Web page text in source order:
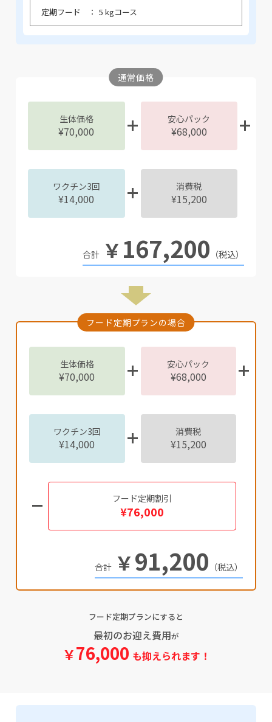
定期フード
5 kgコース
通常価格
生体価格
¥70,000
安心パック
¥68,000
ワクチン3回
¥14,000
消費税
¥15,200
￥167,200 （税込）
フード定期プランの場合
生体価格
¥70,000
安心パック
¥68,000
ワクチン3回
¥14,000
消費税
¥15,200
フード定期割引
¥76,000
￥91,200 （税込）
フード定期プランにすると
最初のお迎え費用が
￥76,000 も抑えられます！